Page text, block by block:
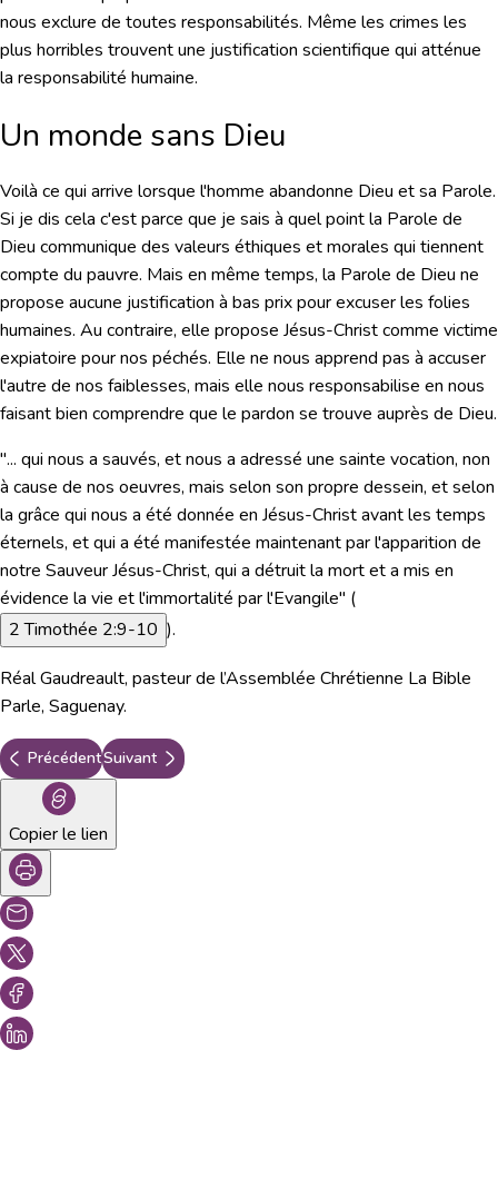
nous exclure de toutes responsabilités. Même les crimes les
plus horribles trouvent une justification scientifique qui atténue
la responsabilité humaine.
Un monde sans Dieu
Voilà ce qui arrive lorsque l'homme abandonne Dieu et sa Parole.
Si je dis cela c'est parce que je sais à quel point la Parole de
Dieu communique des valeurs éthiques et morales qui tiennent
compte du pauvre. Mais en même temps, la Parole de Dieu ne
propose aucune justification à bas prix pour excuser les folies
humaines. Au contraire, elle propose Jésus-Christ comme victime
expiatoire pour nos péchés. Elle ne nous apprend pas à accuser
l'autre de nos faiblesses, mais elle nous responsabilise en nous
faisant bien comprendre que le pardon se trouve auprès de Dieu.
"... qui nous a sauvés, et nous a adressé une sainte vocation, non
à cause de nos oeuvres, mais selon son propre dessein, et selon
la grâce qui nous a été donnée en Jésus-Christ avant les temps
éternels, et qui a été manifestée maintenant par l'apparition de
notre Sauveur Jésus-Christ, qui a détruit la mort et a mis en
évidence la vie et l'immortalité par l'Evangile" (
2 Timothée 2:9-10 ).
Réal Gaudreault, pasteur de l’Assemblée Chrétienne La Bible
Parle, Saguenay.
PrécédentSuivant
Copier le lien